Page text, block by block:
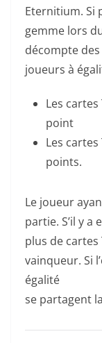
Eternitium. Si
gemme lors
décompte
joueurs à
Les
point
Les
points.
Le joueur
partie. S’il y
plus de
vainqueur. Si
égalité
se partagent